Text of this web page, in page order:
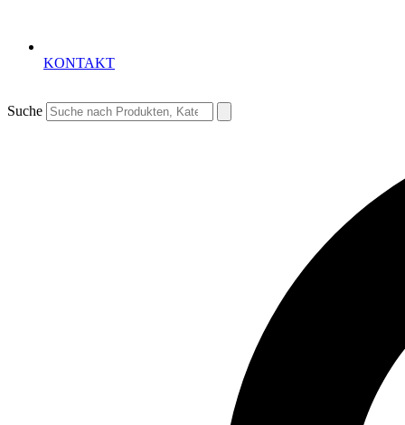
KONTAKT
Suche